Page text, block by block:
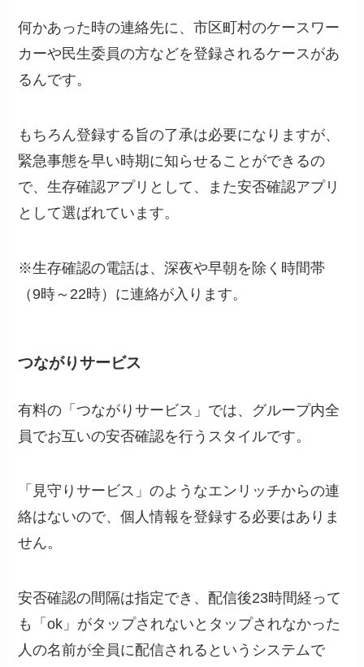
何かあった時の連絡先に、市区町村のケースワー
カーや民生委員の方などを登録されるケースがあ
るんです。
もちろん登録する旨の了承は必要になりますが、
緊急事態を早い時期に知らせることができるの
で、生存確認アプリとして、また安否確認アプリ
として選ばれています。
※生存確認の電話は、深夜や早朝を除く時間帯
（9時～22時）に連絡が入ります。
つながりサービス
有料の「つながりサービス」では、グループ内全
員でお互いの安否確認を行うスタイルです。
「見守りサービス」のようなエンリッチからの連
絡はないので、個人情報を登録する必要はありま
せん。
安否確認の間隔は指定でき、配信後23時間経って
も「ok」がタップされないとタップされなかった
人の名前が全員に配信されるというシステムで